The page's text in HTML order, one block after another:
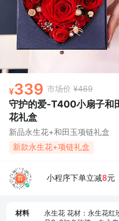
339 市场价 ¥469
守护的爱-T400小扇子和
花礼盒
新品永生花+和田玉项链礼盒
新款永生花+项链礼盒
小程序下单立减8元
材料
永生花 花材：永生花